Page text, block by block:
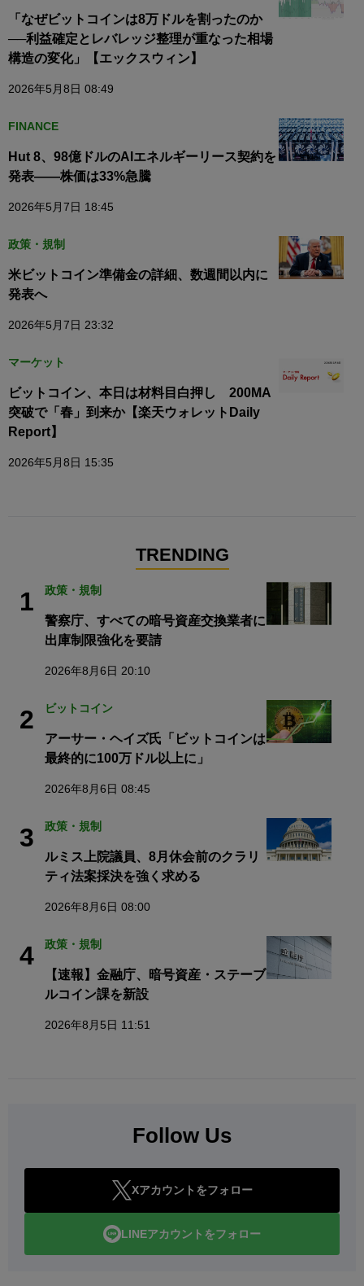
「なぜビットコインは8万ドルを割ったのか
──利益確定とレバレッジ整理が重なった相場
構造の変化」【エックスウィン】
2026年5月8日 08:49
FINANCE
Hut 8、98億ドルのAIエネルギーリース契約を
発表——株価は33%急騰
2026年5月7日 18:45
政策・規制
米ビットコイン準備金の詳細、数週間以内に
発表へ
2026年5月7日 23:32
マーケット
ビットコイン、本日は材料目白押し 200MA
突破で「春」到来か【楽天ウォレットDaily
Report】
2026年5月8日 15:35
TRENDING
1 政策・規制
警察庁、すべての暗号資産交換業者に
出庫制限強化を要請
2026年8月6日 20:10
2 ビットコイン
アーサー・ヘイズ氏「ビットコインは
最終的に100万ドル以上に」
2026年8月6日 08:45
3 政策・規制
ルミス上院議員、8月休会前のクラリ
ティ法案採決を強く求める
2026年8月6日 08:00
4 政策・規制
【速報】金融庁、暗号資産・ステーブ
ルコイン課を新設
2026年8月5日 11:51
Follow Us
Xアカウントをフォロー
LINEアカウントをフォロー